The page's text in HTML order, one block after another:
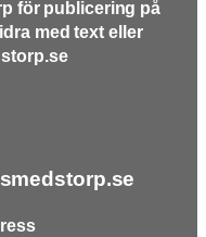
för publicering på
med text eller